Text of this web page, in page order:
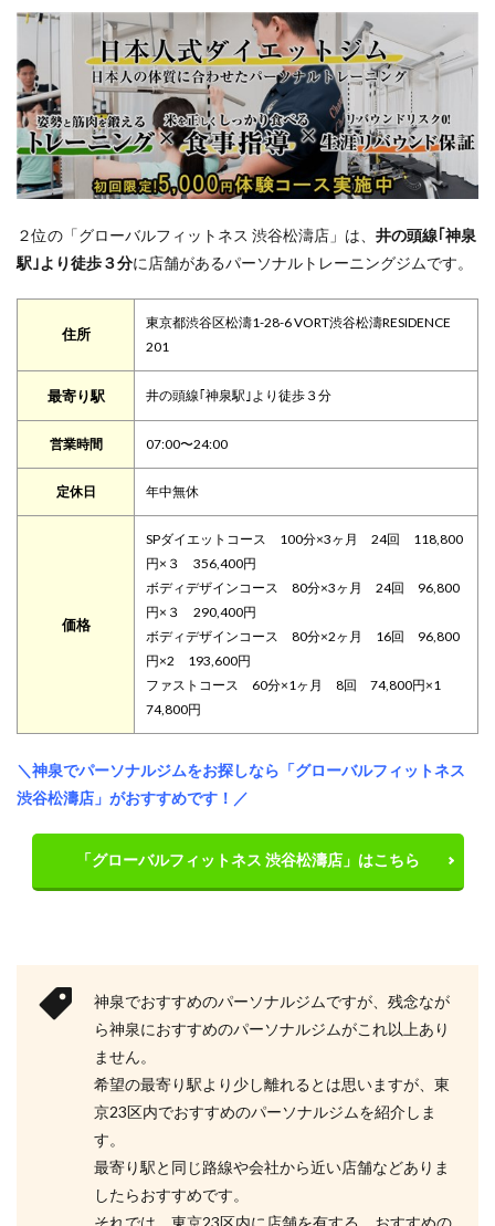
２位の「グローバルフィットネス 渋谷松濤店」は、 井の頭線｢神泉
駅｣より徒歩３分に店舗があるパーソナルトレーニングジムです。
住所
東京都渋谷区松濤1-28-6 VORT渋谷松濤RESIDENCE
201
最寄り駅 井の頭線｢神泉駅｣より徒歩３分
営業時間 07:00〜24:00
定休日 年中無休
価格
SPダイエットコース 100分×3ヶ月 24回 118,800
円×３ 356,400円
ボディデザインコース 80分×3ヶ月 24回 96,800
円×３ 290,400円
ボディデザインコース 80分×2ヶ月 16回 96,800
円×2 193,600円
ファストコース 60分×1ヶ月 8回 74,800円×1
74,800円
＼神泉でパーソナルジムをお探しなら「グローバルフィットネス
渋谷松濤店」がおすすめです！／
「グローバルフィットネス 渋谷松濤店」はこちら
神泉でおすすめのパーソナルジムですが、残念なが
ら神泉におすすめのパーソナルジムがこれ以上あり
ません。
希望の最寄り駅より少し離れるとは思いますが、東
京23区内でおすすめのパーソナルジムを紹介しま
す。
最寄り駅と同じ路線や会社から近い店舗などありま
したらおすすめです。